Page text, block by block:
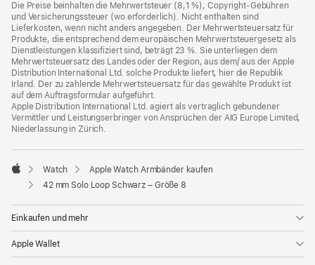
Die Preise beinhalten die Mehrwertsteuer (8,1 %), Copyright-Gebühren
und Versicherungssteuer (wo erforderlich). Nicht enthalten sind
Lieferkosten, wenn nicht anders angegeben. Der Mehrwertsteuersatz für
Produkte, die entsprechend dem europäischen Mehrwertsteuergesetz als
Dienstleistungen klassifiziert sind, beträgt 23 %. Sie unterliegen dem
Mehrwertsteuersatz des Landes oder der Region, aus dem/ aus der Apple
Distribution International Ltd. solche Produkte liefert, hier die Republik
Irland. Der zu zahlende Mehrwertsteuersatz für das gewählte Produkt ist
auf dem Auftragsformular aufgeführt.
Apple Distribution International Ltd. agiert als vertraglich gebundener
Vermittler und Leistungserbringer von Ansprüchen der AIG Europe Limited,
Niederlassung in Zürich.
Apple
Watch
Apple Watch Armbänder kaufen
42 mm Solo Loop Schwarz – Größe 8
Einkaufen und mehr
Apple Wallet